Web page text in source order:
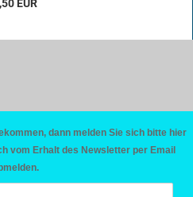
EUR
dann melden Sie sich bitte hier
vom Erhalt des Newsletter per Email